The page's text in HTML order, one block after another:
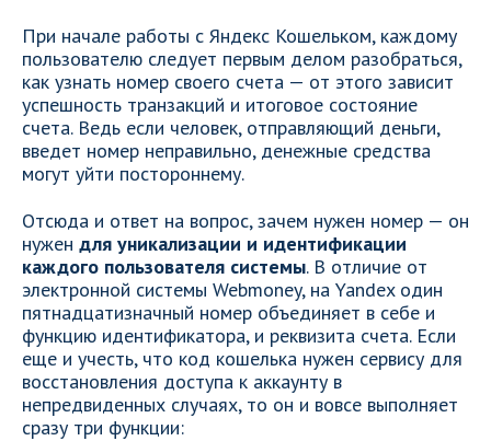
При начале работы с Яндекс Кошельком, каждому
пользователю следует первым делом разобраться,
как узнать номер своего счета — от этого зависит
успешность транзакций и итоговое состояние
счета. Ведь если человек, отправляющий деньги,
введет номер неправильно, денежные средства
могут уйти постороннему.
Отсюда и ответ на вопрос, зачем нужен номер — он
нужен для уникализации и идентификации
каждого пользователя системы. В отличие от
электронной системы Webmoney, на Yandex один
пятнадцатизначный номер объединяет в себе и
функцию идентификатора, и реквизита счета. Если
еще и учесть, что код кошелька нужен сервису для
восстановления доступа к аккаунту в
непредвиденных случаях, то он и вовсе выполняет
сразу три функции: